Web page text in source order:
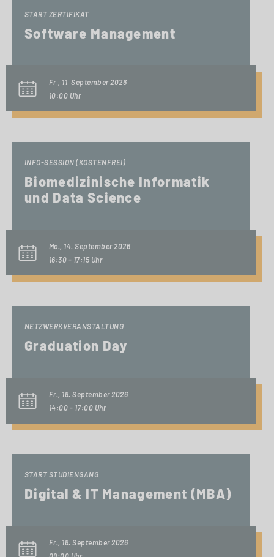
START ZERTIFIKAT
Software Management
Fr., 11. September 2026
10:00 Uhr
INFO-SESSION (KOSTENFREI)
Biomedizinische Informatik
und Data Science
Mo., 14. September 2026
16:30 - 17:15 Uhr
NETZWERKVERANSTALTUNG
Graduation Day
Fr., 18. September 2026
14:00 - 17:00 Uhr
START STUDIENGANG
Digital & IT Management (MBA)
Fr., 18. September 2026